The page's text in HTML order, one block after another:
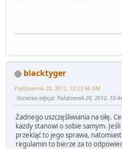
blacktyger
Październik 20, 2012, 10:23:46 AM
Ostatnia edycja: Październik 20, 2012,
Żadnego uszczęśliwiania na siłę.
każdy stanowi o sobie samym.
przekląć to jego sprawa,
regulamin to bierze za to